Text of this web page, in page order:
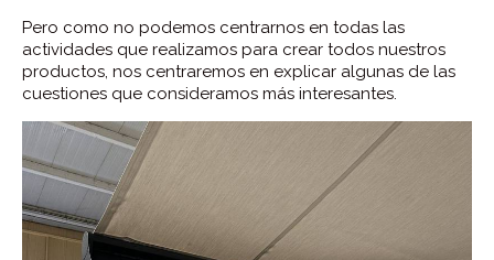
Pero como no podemos centrarnos en todas las
actividades que realizamos para crear todos nuestros
productos, nos centraremos en explicar algunas de las
cuestiones que consideramos más interesantes.